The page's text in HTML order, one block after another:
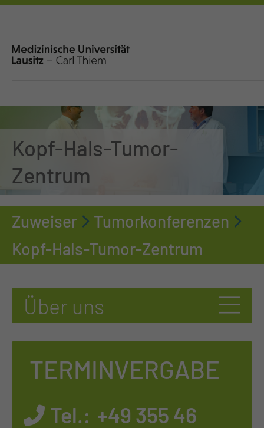
Kopf-Hals-Tumor-
Zentrum
Zuweiser
Tumorkonferenzen
Kopf-Hals-Tumor-Zentrum
TERMINVERGABE
Tel.: +49 355 46